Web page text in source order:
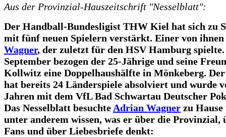
Aus der Provinzial-Hauszeitschrift "Nesselblatt":
Der Handball-Bundesligist THW Kiel hat sich zu
mit fünf neuen Spielern verstärkt. Einer von
Wagner, der zuletzt für den HSV Hamburg
September bezogen der 25-Jährige und seine
Kollwitz eine Doppelhaushälfte in Mönkeberg.
hat bereits 24 Länderspiele absolviert und wurde
Jahren mit dem VfL Bad Schwartau Deutscher
Das Nesselblatt besuchte Adrian Wagner zu
unter anderem wissen, was er über die Provinzial,
Fans und über Liebesbriefe denkt: